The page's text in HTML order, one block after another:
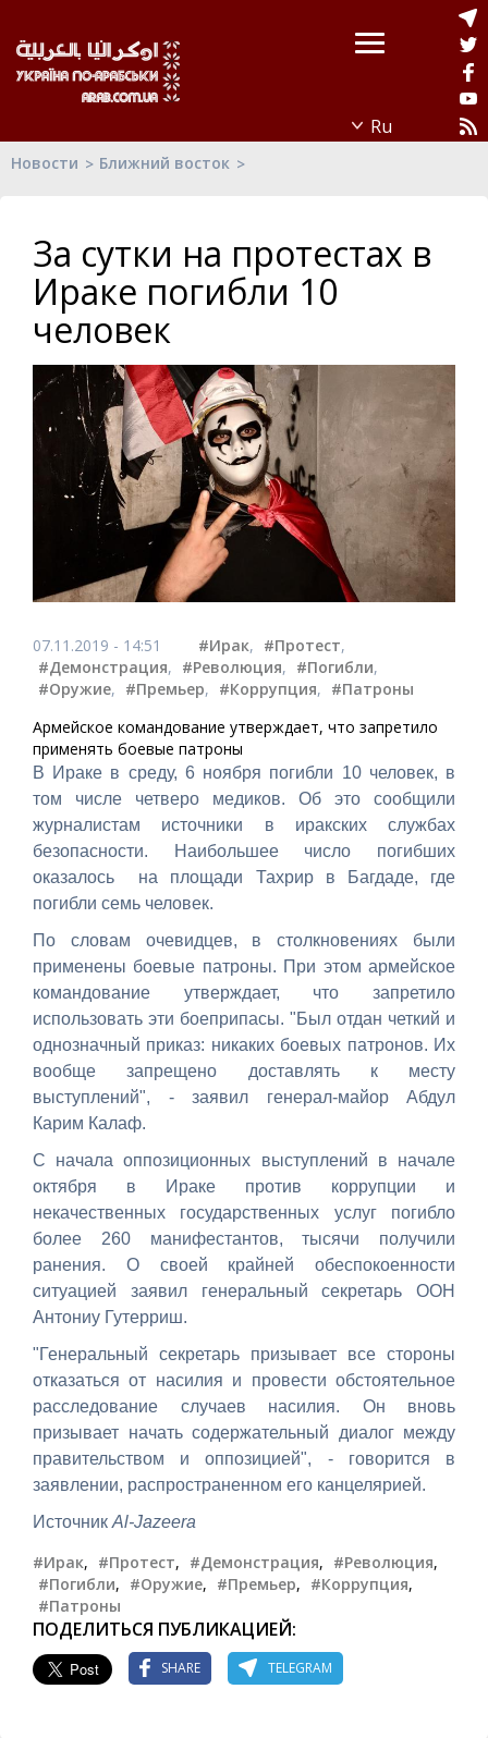
Новости Ближний восток
За сутки на протестах в
Ираке погибли 10
человек
07.11.2019 - 14:51 #Ирак, #Протест,
#Демонстрация, #Революция, #Погибли,
#Оружие, #Премьер, #Коррупция, #Патроны
Армейское командование утверждает, что запретило
применять боевые патроны
В Ираке в среду, 6 ноября погибли 10 человек, в
том числе четверо медиков. Об это сообщили
журналистам источники в иракских службах
безопасности. Наибольшее число погибших
оказалось на площади Тахрир в Багдаде, где
погибли семь человек.
По словам очевидцев, в столкновениях были
применены боевые патроны. При этом армейское
командование утверждает, что запретило
использовать эти боеприпасы. "Был отдан четкий и
однозначный приказ: никаких боевых патронов. Их
вообще запрещено доставлять к месту
выступлений", - заявил генерал-майор Абдул
Карим Калаф.
С начала оппозиционных выступлений в начале
октября в Ираке против коррупции и
некачественных государственных услуг погибло
более 260 манифестантов, тысячи получили
ранения. О своей крайней обеспокоенности
ситуацией заявил генеральный секретарь ООН
Антониу Гутерриш.
"Генеральный секретарь призывает все стороны
отказаться от насилия и провести обстоятельное
расследование случаев насилия. Он вновь
призывает начать содержательный диалог между
правительством и оппозицией", - говорится в
заявлении, распространенном его канцелярией.
Источник Al-Jazeera
#Ирак, #Протест, #Демонстрация, #Революция,
#Погибли, #Оружие, #Премьер, #Коррупция,
#Патроны
ПОДЕЛИТЬСЯ ПУБЛИКАЦИЕЙ:
SHARE TELEGRAM